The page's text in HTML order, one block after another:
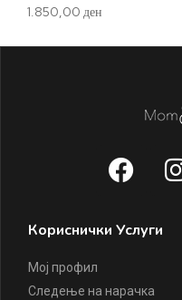
1.850,00 ден
Кориснички Услуги
Мој профил
Следење на нарачка